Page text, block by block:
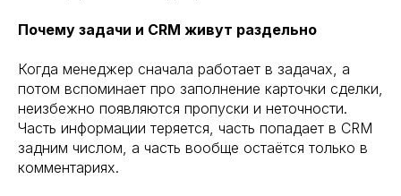
Почему задачи и CRM живут раздельно
Когда менеджер сначала работает в задачах, а
потом вспоминает про заполнение карточки сделки,
неизбежно появляются пропуски и неточности.
Часть информации теряется, часть попадает в CRM
задним числом, а часть вообще остаётся только в
комментариях.